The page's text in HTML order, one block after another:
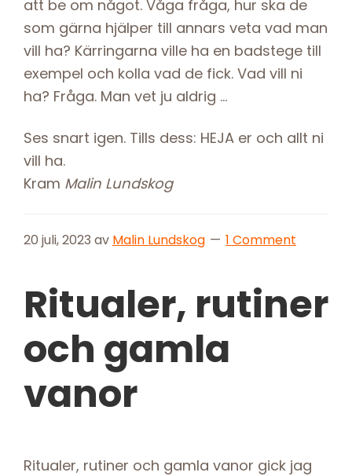
att be om något. Våga fråga, hur ska de
som gärna hjälper till annars veta vad man
vill ha? Kärringarna ville ha en badstege till
exempel och kolla vad de fick. Vad vill ni
ha? Fråga. Man vet ju aldrig …
Ses snart igen. Tills dess: HEJA er och allt ni
vill ha.
Kram Malin Lundskog
20 juli, 2023 av Malin Lundskog 1 Comment
Ritualer, rutiner
och gamla
vanor
Ritualer, rutiner och gamla vanor gick jag